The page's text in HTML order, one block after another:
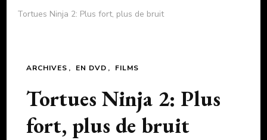
Tortues Ninja 2: Plus fort, plus de bruit
ARCHIVES EN DVD FILMS
Tortues Ninja 2: Plus
fort, plus de bruit